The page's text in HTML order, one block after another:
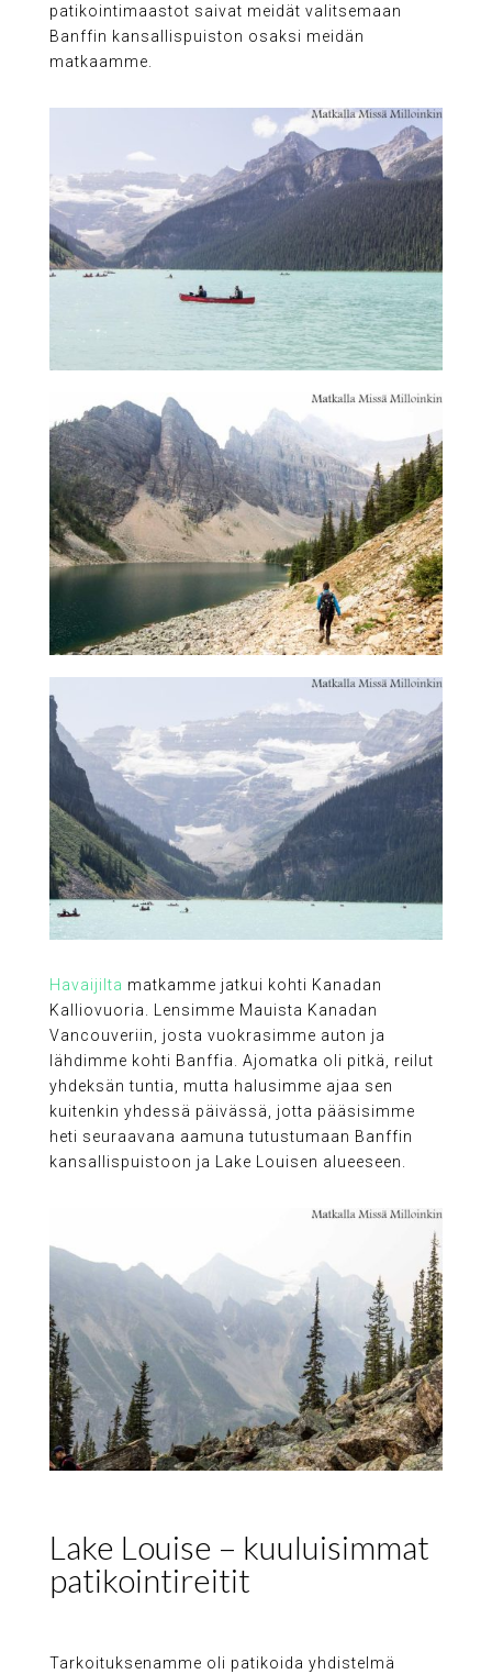
patikointimaastot saivat meidät valitsemaan
Banffin kansallispuiston osaksi meidän
matkaamme.
Havaijilta matkamme jatkui kohti Kanadan
Kalliovuoria. Lensimme Mauista Kanadan
Vancouveriin, josta vuokrasimme auton ja
lähdimme kohti Banffia. Ajomatka oli pitkä, reilut
yhdeksän tuntia, mutta halusimme ajaa sen
kuitenkin yhdessä päivässä, jotta pääsisimme
heti seuraavana aamuna tutustumaan Banffin
kansallispuistoon ja Lake Louisen alueeseen.
Lake Louise – kuuluisimmat
patikointireitit
Tarkoituksenamme oli patikoida yhdistelmä